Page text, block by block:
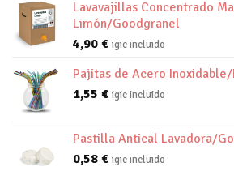
Lavavajillas Concentrado
Limón/Goodgranel
4,90 € igic incluido
Pajitas de Acero Inoxidable/
1,55 € igic incluido
Pastilla Antical Lavadora/
0,58 € igic incluido